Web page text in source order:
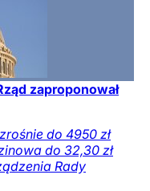
zaproponował
do 4950 zł
do 32,30 zł
Rady